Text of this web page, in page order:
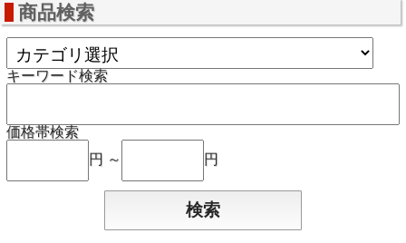
商品検索
キーワード検索
価格帯検索
円 ～
円